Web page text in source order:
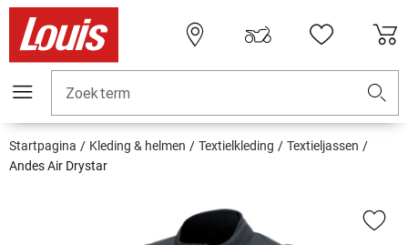
Zoekterm
Startpagina Kleding & helmen Textielkleding
Textieljassen
Andes Air Drystar